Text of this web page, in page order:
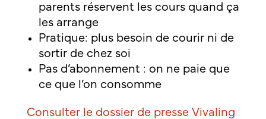
parents réservent les cours quand ça
les arrange
Pratique: plus besoin de courir ni de
sortir de chez soi
Pas d’abonnement : on ne paie que
ce que l’on consomme
Consulter le dossier de presse Vivaling